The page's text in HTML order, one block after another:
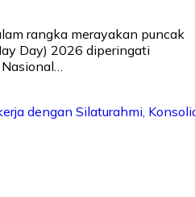
rangka merayakan puncak
Day) 2026 diperingati